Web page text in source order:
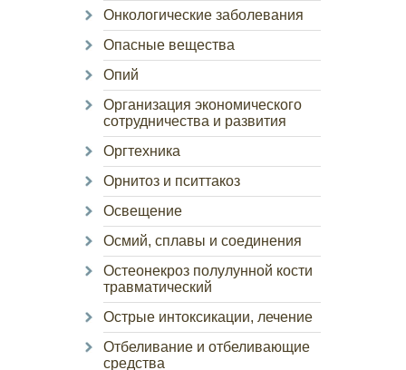
Онкологические заболевания
Опасные вещества
Опий
Организация экономического
сотрудничества и развития
Оргтехника
Орнитоз и пситтакоз
Освещение
Осмий, сплавы и соединения
Остеонекроз полулунной кости
травматический
Острые интоксикации, лечение
Отбеливание и отбеливающие
средства